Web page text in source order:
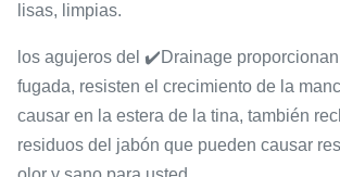
lisas, limpias.
los agujeros del ✔️Drainage
fugada, resisten el crecimiento de la
causar en la estera de la tina, también
residuos del jabón que pueden causar